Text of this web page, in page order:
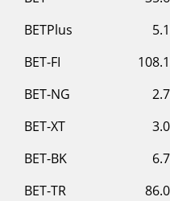
BETPlus
BET-FI
BET-NG
BET-XT
BET-BK
BET-TR